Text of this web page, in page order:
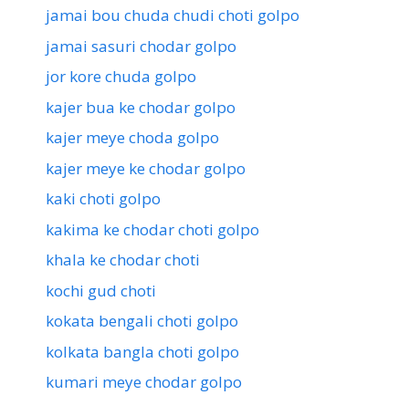
jamai bou chuda chudi choti golpo
jamai sasuri chodar golpo
jor kore chuda golpo
kajer bua ke chodar golpo
kajer meye choda golpo
kajer meye ke chodar golpo
kaki choti golpo
kakima ke chodar choti golpo
khala ke chodar choti
kochi gud choti
kokata bengali choti golpo
kolkata bangla choti golpo
kumari meye chodar golpo